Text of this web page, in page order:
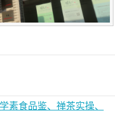
素食品鉴、禅茶实操、